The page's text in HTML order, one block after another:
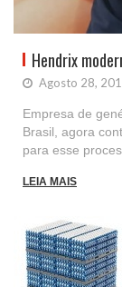
Hendrix
Agosto 28,
Empresa de
Brasil, agora
para esse
LEIA MAIS